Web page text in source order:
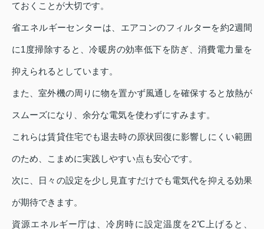
ておくことが大切です。
省エネルギーセンターは、エアコンのフィルターを約2週間
に1度掃除すると、冷暖房の効率低下を防ぎ、消費電力量を
抑えられるとしています。
また、室外機の周りに物を置かず風通しを確保すると放熱が
スムーズになり、余分な電気を使わずにすみます。
これらは賃貸住宅でも退去時の原状回復に影響しにくい範囲
のため、こまめに実践しやすい点も安心です。
次に、日々の設定を少し見直すだけでも電気代を抑える効果
が期待できます。
資源エネルギー庁は、冷房時に設定温度を2℃上げると、